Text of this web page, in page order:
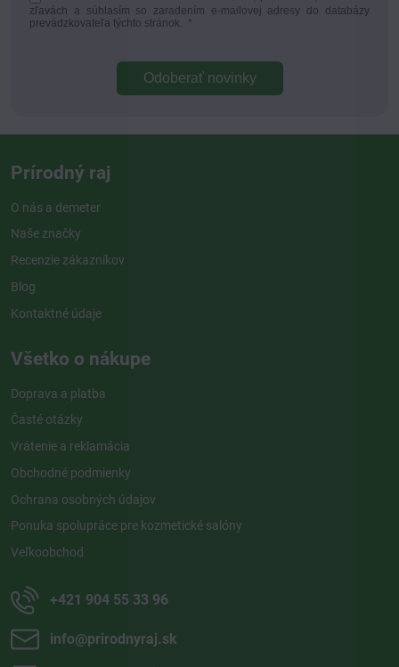
zľavách a súhlasím so zaradením e-mailovej adresy do databázy
prevádzkovateľa týchto stránok.
*
Odoberať novinky
Prírodný raj
O nás a demeter
Naše značky
Recenzie zákazníkov
Blog
Kontaktné údaje
Všetko o nákupe
Doprava a platba
Časté otázky
Vrátenie a reklamácia
Obchodné podmienky
Ochrana osobných údajov
Ponuka spolupráce pre kozmetické salóny
Veľkoobchod
+421 904 55 33 96
info​@prirodnyraj​.sk